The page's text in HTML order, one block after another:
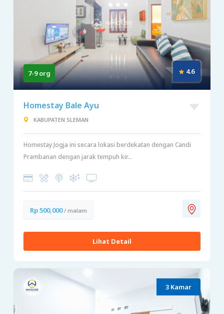
7-9 org 4.6
Homestay Bale Ayu
KABUPATEN SLEMAN
Homestay Jogja ini secara lokasi berdekatan dengan Candi
Prambanan dengan jarak tempuh kir...
Rp 500,000/ malam
Lihat Detail
3 Kamar